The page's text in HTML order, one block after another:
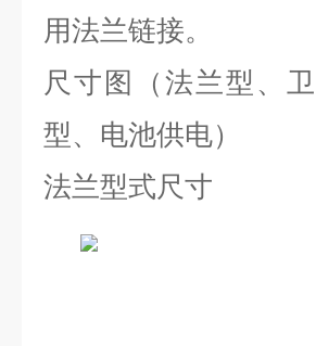
用法兰链接。
尺寸图（法兰型、
型、电池供电）
法兰型式尺寸